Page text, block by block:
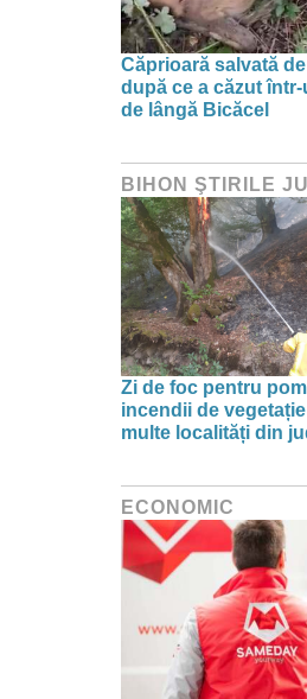
Căprioară salvată
după ce a căzut
de lângă Bicăcel
BIHON ŞTIRILE
Zi de foc pentru
incendii de
multe localități din
ECONOMIC